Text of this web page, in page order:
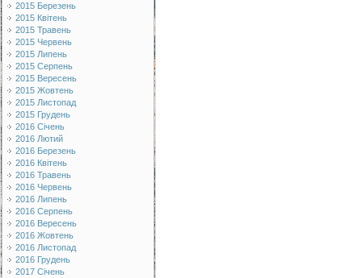
2015 Березень
2015 Квітень
2015 Травень
2015 Червень
2015 Липень
2015 Серпень
2015 Вересень
2015 Жовтень
2015 Листопад
2015 Грудень
2016 Січень
2016 Лютий
2016 Березень
2016 Квітень
2016 Травень
2016 Червень
2016 Липень
2016 Серпень
2016 Вересень
2016 Жовтень
2016 Листопад
2016 Грудень
2017 Січень